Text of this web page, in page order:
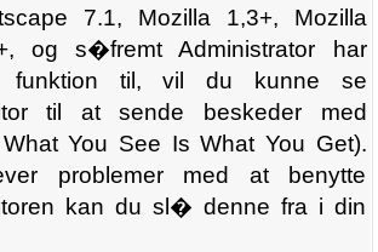
7.1, Mozilla 1,3+, Mozilla
og s�fremt Administrator har
funktion til, vil du kunne se
til at sende beskeder med
You See Is What You Get).
problemer med at benytte
kan du sl� denne fra i din